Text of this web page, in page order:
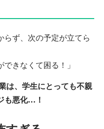
らず、次の予定が立てら
できなくて困る！」
は、学生にとっても不親
も悪化…！